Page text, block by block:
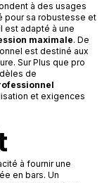
à des usages
pour sa robustesse et
est adapté à une
maximale. De
est destiné aux
Sur Plus que pro
de
et exigences
à fournir une
en bars. Un